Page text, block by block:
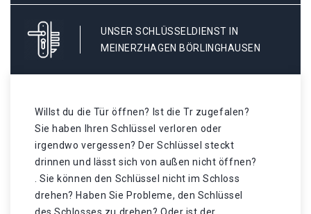
UNSER SCHLÜSSELDIENST IN
MEINERZHAGEN BÖRLINGHAUSEN
Willst du die Tür öffnen? Ist die Tr zugefalen?
Sie haben Ihren Schlüssel verloren oder
irgendwo vergessen? Der Schlüssel steckt
drinnen und lässt sich von außen nicht öffnen?
. Sie können den Schlüssel nicht im Schloss
drehen? Haben Sie Probleme, den Schlüssel